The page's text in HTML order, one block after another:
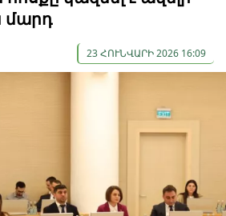
մարդ
23 ՀՈՒՆՎԱՐԻ 2026 16:09